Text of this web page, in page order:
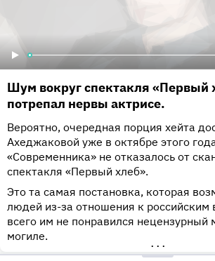
Шум вокруг спектакля «Первый
потрепал нервы актрисе.
Вероятно, очередная порция хейта
Ахеджаковой уже в октябре этого
«Современника» не отказалось от
спектакля «Первый хлеб».
Это та самая постановка, которая
людей из-за отношения к российским
всего им не понравился нецензурный
могиле.
•••